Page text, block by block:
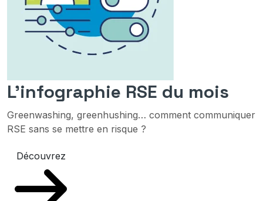
L'infographie RSE du mois
Greenwashing, greenhushing… comment communiquer
RSE sans se mettre en risque ?
Découvrez